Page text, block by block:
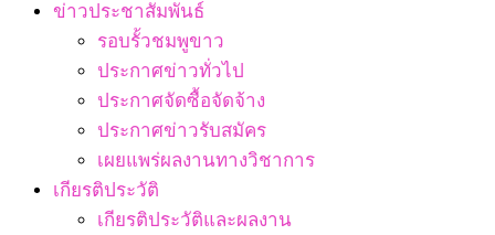
ข่าวประชาสัมพันธ์
รอบรั้วชมพูขาว
ประกาศข่าวทั่วไป
ประกาศจัดซื้อจัดจ้าง
ประกาศข่าวรับสมัคร
เผยแพร่ผลงานทางวิชาการ
เกียรติประวัติ
เกียรติประวัติและผลงาน